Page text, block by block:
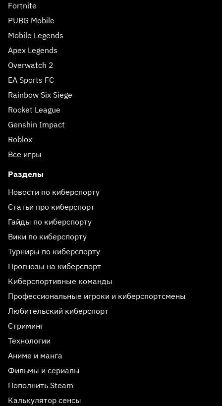
Fortnite
PUBG Mobile
Mobile Legends
Apex Legends
Overwatch 2
EA Sports FC
Rainbow Six Siege
Rocket League
Genshin Impact
Roblox
Все игры
Разделы
Новости по киберспорту
Статьи про киберспорт
Гайды по киберспорту
Вики по киберспорту
Турниры по киберспорту
Прогнозы на киберспорт
Киберспортивные команды
Профессиональные игроки и киберспортсмены
Любительский киберспорт
Стриминг
Технологии
Аниме и манга
Фильмы и сериалы
Пополнить Steam
Калькулятор сенсы